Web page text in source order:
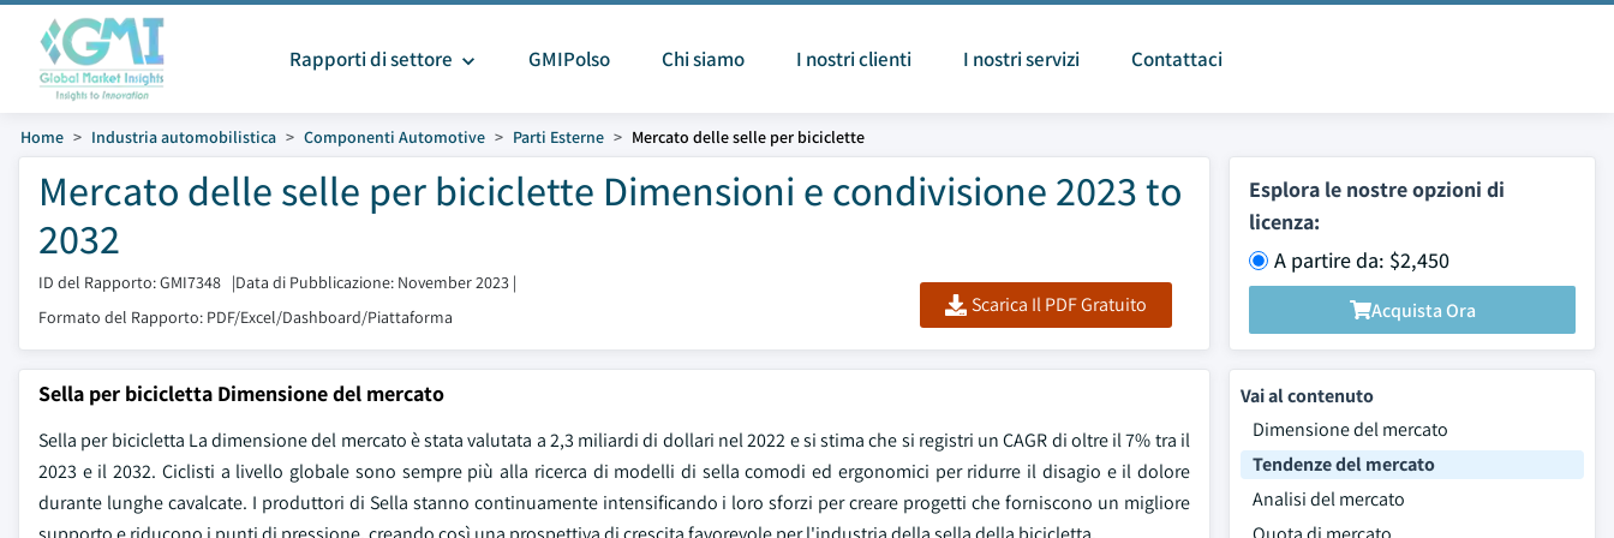
Rapporti di settore GMIPolso Chi siamo I nostri clienti I nostri servizi Contattaci
Home Industria automobilistica Componenti Automotive Parti Esterne Mercato delle selle per biciclette
Mercato delle selle per biciclette Dimensioni e condivisione 2023 to
2032
ID del Rapporto: GMI7348 |Data di Pubblicazione: November 2023 |
Formato del Rapporto: PDF/Excel/Dashboard/Piattaforma
Scarica Il PDF Gratuito
Esplora le nostre opzioni di
licenza:
A partire da: $2,450
Acquista Ora
Sella per bicicletta Dimensione del mercato
Sella per bicicletta La dimensione del mercato è stata valutata a 2,3 miliardi di dollari nel 2022 e si stima che si registri un CAGR di oltre il 7% tra il
2023 e il 2032. Ciclisti a livello globale sono sempre più alla ricerca di modelli di sella comodi ed ergonomici per ridurre il disagio e il dolore
durante lunghe cavalcate. I produttori di Sella stanno continuamente intensificando i loro sforzi per creare progetti che forniscono un migliore
Vai al contenuto
Dimensione del mercato
Tendenze del mercato
Analisi del mercato